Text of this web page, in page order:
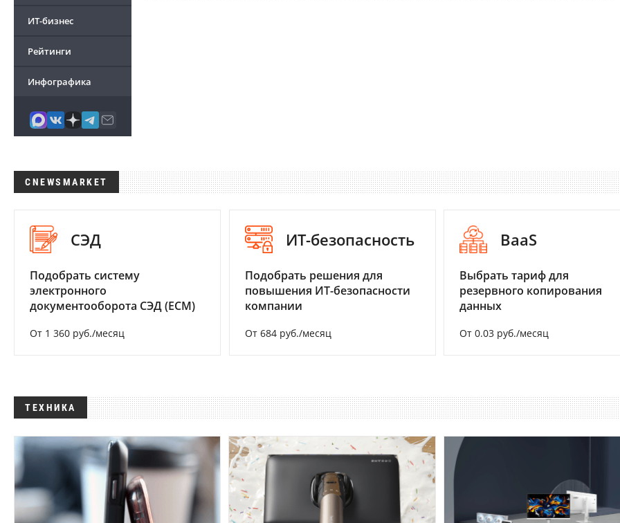
ИТ-бизнес
Рейтинги
Инфографика
CNEWSMARKET
СЭД
Подобрать систему
электронного
документооборота СЭД (ECM)
От 1 360 руб./месяц
ИТ-безопасность
Подобрать решения для
повышения ИТ-безопасности
компании
От 684 руб./месяц
BaaS
Выбрать тариф для
резервного копирования
данных
От 0.03 руб./месяц
ТЕХНИКА